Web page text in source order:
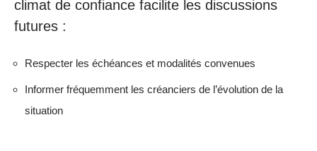
climat de confiance facilite les discussions
futures :
Respecter les échéances et modalités convenues
Informer fréquemment les créanciers de l’évolution de la
situation